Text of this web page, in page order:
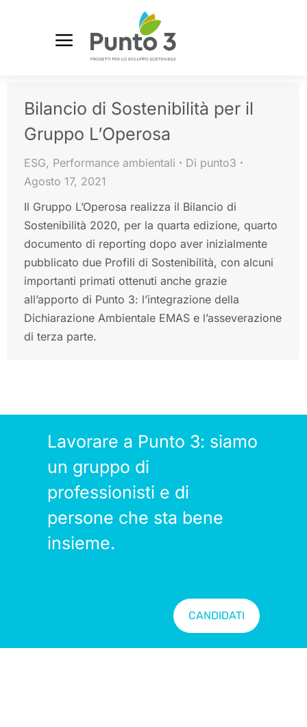
Bilancio di Sostenibilità per il
Gruppo L’Operosa
ESG, Performance ambientali Di punto3
Agosto 17, 2021
Il Gruppo L’Operosa realizza il Bilancio di
Sostenibilità 2020, per la quarta edizione, quarto
documento di reporting dopo aver inizialmente
pubblicato due Profili di Sostenibilità, con alcuni
importanti primati ottenuti anche grazie
all’apporto di Punto 3: l’integrazione della
Dichiarazione Ambientale EMAS e l’asseverazione
di terza parte.
Lavorare a Punto 3: siamo
un gruppo di
professionisti e di
persone che sta bene
insieme.
CANDIDATI